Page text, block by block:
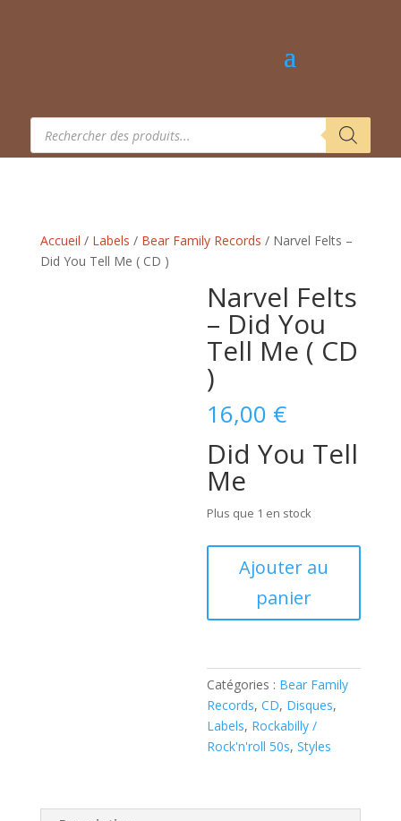
Recherche
produits
Accueil / Labels / Bear Family Records / Narvel Felts –
Did You Tell Me ( CD )
Narvel Felts
– Did You
Tell Me ( CD
)
16,00 €
Did You Tell
Me
Plus que 1 en stock
Felts
You
Tell
Me
(
Ajouter au
panier
Catégories : Bear Family
Records,CD, Disques,
Labels, Rockabilly /
Rock'n'roll 50s,Styles